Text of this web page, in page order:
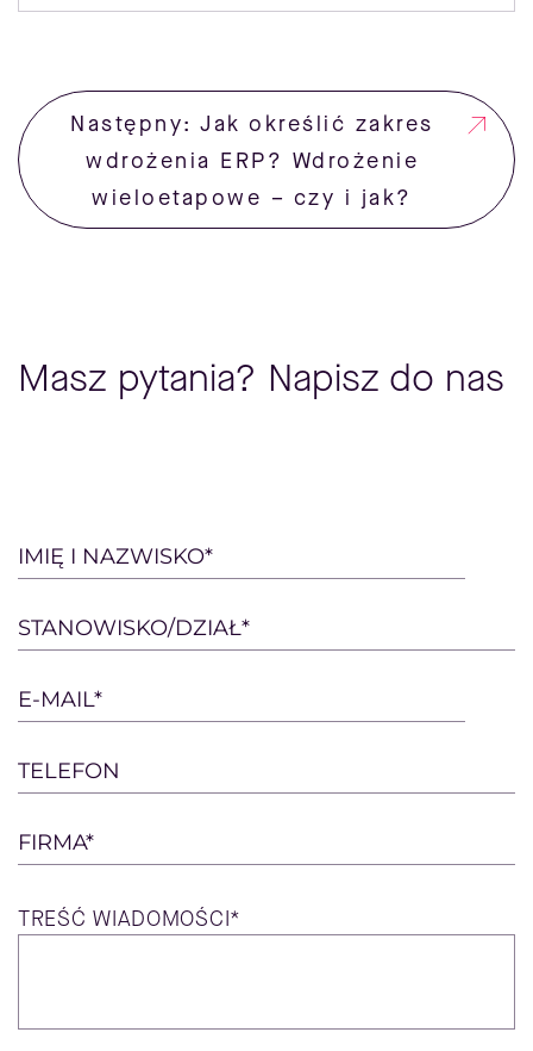
Następny: Jak określić zakres
wdrożenia ERP? Wdrożenie
wieloetapowe – czy i jak?
Masz pytania? Napisz do nas
Please
this
field
empty.
IMIĘ I NAZWISKO*
STANOWISKO/DZIAŁ*
E-MAIL*
TELEFON
FIRMA*
TREŚĆ WIADOMOŚCI*